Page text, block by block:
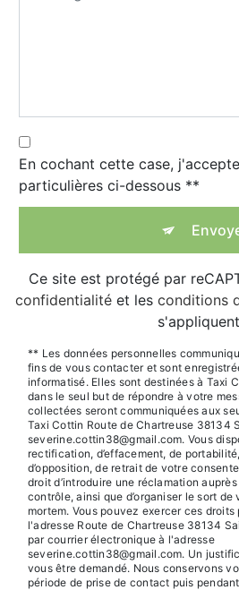
En cochant cette case,
particulières ci-dessous **
Ce site est protégé par
confidentialité et les conditions
** Les données personnelles
fins de vous contacter et sont
informatisé. Elles sont destinées à Taxi
dans le seul but de répondre à votre
collectées seront communiquées aux
Taxi Cottin Route de Chartreuse 38134
severine.cottin38@gmail.com. Vous
rectification, d’effacement, de
d’opposition, de retrait de votre
droit d’introduire une réclamation
contrôle, ainsi que d’organiser le sort de
mortem. Vous pouvez exercer ces droits
l'adresse Route de Chartreuse 38134
par courrier électronique à l'adresse
severine.cottin38@gmail.com. Un
vous être demandé. Nous conservons
période de prise de contact puis